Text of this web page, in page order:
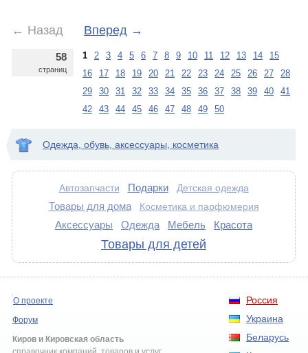
← Назад Вперед →
58
страниц
1 2 3 4 5 6 7 8 9 10 11 12 13 14
15
16
17 18 19 20 21 22 23 24 25 26 27
28
29
30 31 32 33 34 35 36 37 38 39 40
41
42
43 44 45 46 47 48 49 50
Одежда, обувь, аксессуары, косметика
Автозапчасти Подарки Детская одежда
Товары для дома Косметика и парфюмерия
Аксессуары Одежда Мебель Красота
Товары для детей
Россия
Украина
Беларусь
О проекте
Форум
Киров и Кировская область